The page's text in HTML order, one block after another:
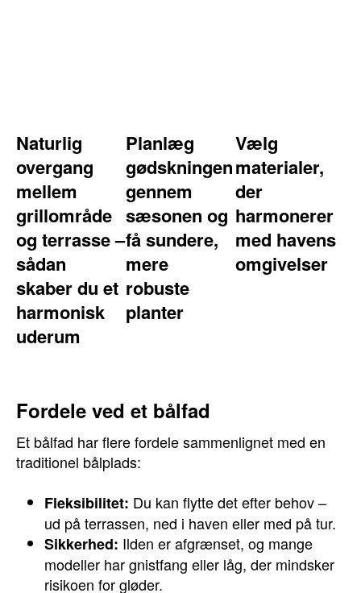
Naturlig
overgang
mellem
grillområde
og terrasse –
sådan
skaber du et
harmonisk
uderum
Planlæg
gødskningen
gennem
sæsonen og
få sundere,
mere
robuste
planter
Vælg
materialer,
der
harmonerer
med havens
omgivelser
Fordele ved et bålfad
Et bålfad har flere fordele sammenlignet med en
traditionel bålplads:
Fleksibilitet: Du kan flytte det efter behov –
ud på terrassen, ned i haven eller med på tur.
Sikkerhed: Ilden er afgrænset, og mange
modeller har gnistfang eller låg, der mindsker
risikoen for gløder.